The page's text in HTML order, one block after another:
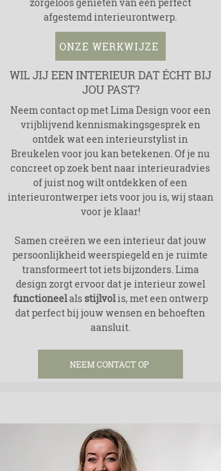
afgestemd interieurontwerp.
ONZE WERKWIJZE
WIL JIJ EEN INTERIEUR DAT ÉCHT BIJ
JOU PAST?
Neem contact op met Lima Design voor een
vrijblijvend kennismakingsgesprek en
ontdek wat een interieurstylist in
Breukelenvoor jou kan betekenen. Of je nu
concreet op zoek bent naar interieuradvies
of juist nog wilt ontdekken of een
interieurontwerper iets voor jou is, wij staan
voor je klaar!
Samen creëren we een interieur dat jouw
persoonlijkheid weerspiegeld en je ruimte
transformeert tot iets bijzonders. Lima
design zorgt ervoor dat je interieur zowel
functioneelals stijlvolis, met een ontwerp
dat perfect bij jouw wensen en behoeften
aansluit.
NEEM CONTACT OP